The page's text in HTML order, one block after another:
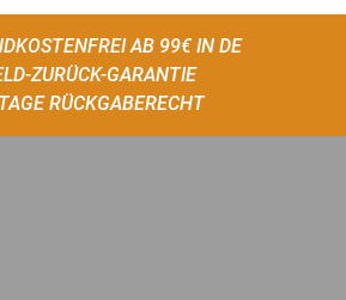
AB 99€ IN DE
ZURÜCK-GARANTIE
RÜCKGABERECHT